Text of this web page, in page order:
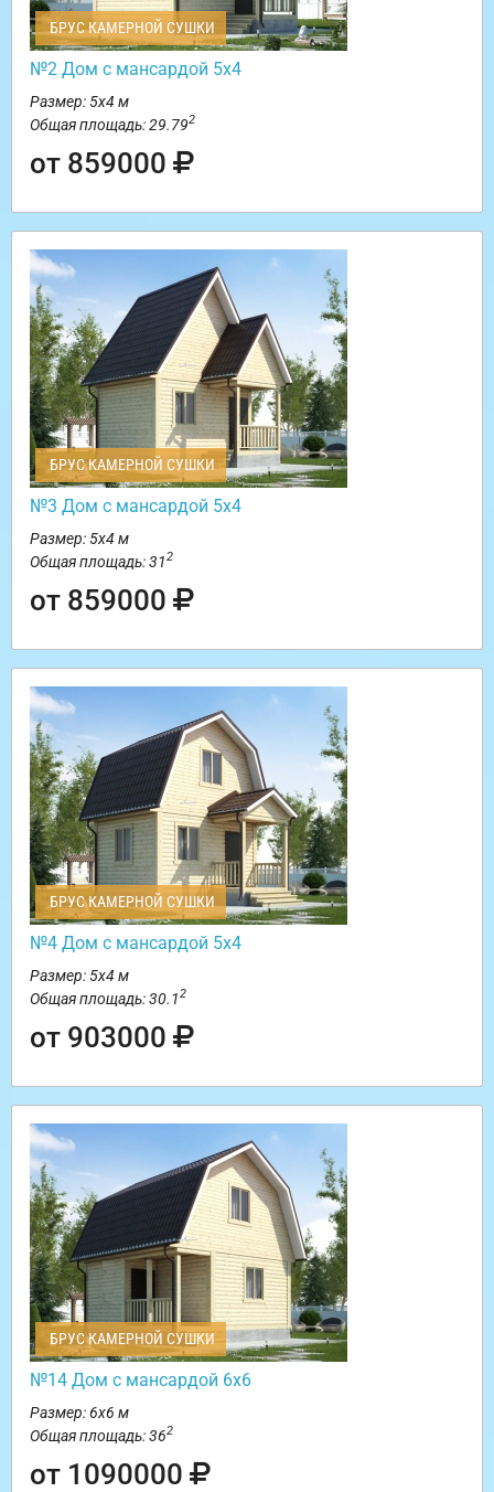
БРУС КАМЕРНОЙ СУШКИ
№2 Дом с мансардой 5х4
Размер: 5х4 м
Общая площадь: 29.792
от 859000
БРУС КАМЕРНОЙ СУШКИ
№3 Дом с мансардой 5х4
Размер: 5х4 м
Общая площадь: 312
от 859000
БРУС КАМЕРНОЙ СУШКИ
№4 Дом с мансардой 5х4
Размер: 5х4 м
Общая площадь: 30.12
от 903000
БРУС КАМЕРНОЙ СУШКИ
№14 Дом с мансардой 6х6
Размер: 6х6 м
Общая площадь: 362
от 1090000